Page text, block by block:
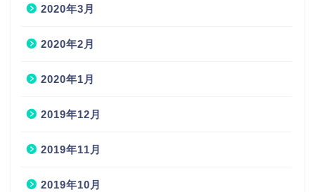
2020年3月
2020年2月
2020年1月
2019年12月
2019年11月
2019年10月